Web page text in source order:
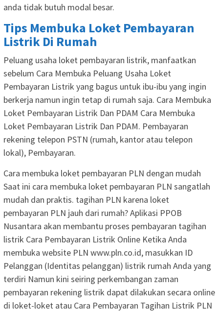
anda tidak butuh modal besar.
Tips Membuka Loket Pembayaran
Listrik Di Rumah
Peluang usaha loket pembayaran listrik, manfaatkan
sebelum Cara Membuka Peluang Usaha Loket
Pembayaran Listrik yang bagus untuk ibu-ibu yang ingin
berkerja namun ingin tetap di rumah saja. Cara Membuka
Loket Pembayaran Listrik Dan PDAM Cara Membuka
Loket Pembayaran Listrik Dan PDAM. Pembayaran
rekening telepon PSTN (rumah, kantor atau telepon
lokal), Pembayaran.
Cara membuka loket pembayaran PLN dengan mudah
Saat ini cara membuka loket pembayaran PLN sangatlah
mudah dan praktis. tagihan PLN karena loket
pembayaran PLN jauh dari rumah? Aplikasi PPOB
Nusantara akan membantu proses pembayaran tagihan
listrik Cara Pembayaran Listrik Online Ketika Anda
membuka website PLN www.pln.co.id, masukkan ID
Pelanggan (Identitas pelanggan) listrik rumah Anda yang
terdiri Namun kini seiring perkembangan zaman
pembayaran rekening listrik dapat dilakukan secara online
di loket-loket atau Cara Pembayaran Tagihan Listrik PLN